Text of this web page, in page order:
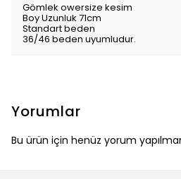
Gömlek owersize kesim
Boy Uzunluk 71cm
Standart beden
36/46 beden uyumludur.
Yorumlar
Bu ürün için henüz yorum